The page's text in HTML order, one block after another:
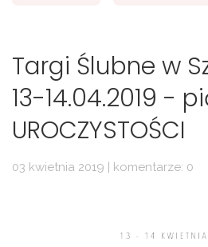
Targi Ślubne w
13-14.04.2019 -
UROCZYSTOŚCI
03 kwietnia 2019 | komentarze: 0